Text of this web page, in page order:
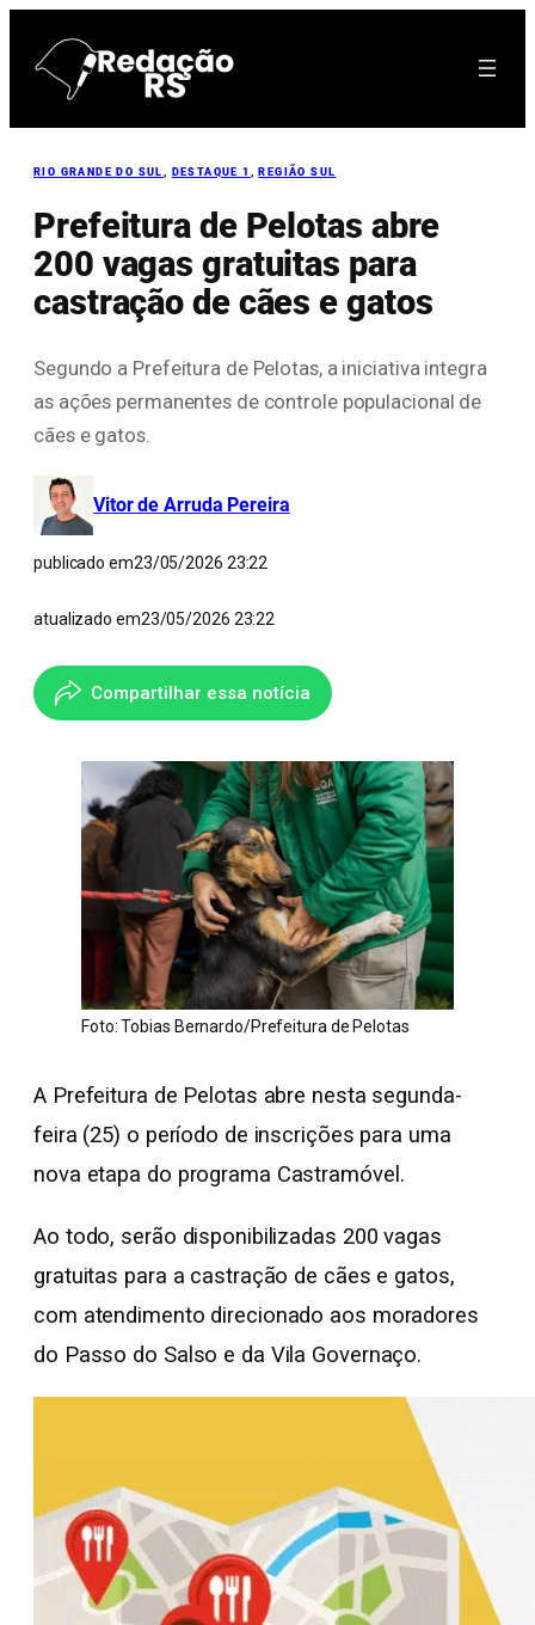
para
RIO GRANDE DO SUL , DESTAQUE 1 , REGIÃO SUL
Prefeitura de Pelotas abre
200 vagas gratuitas para
castração de cães e gatos
Segundo a Prefeitura de Pelotas, a iniciativa integra
as ações permanentes de controle populacional de
cães e gatos.
Vitor de Arruda Pereira
publicado em23/05/2026 23:22
atualizado em23/05/2026 23:22
Compartilhar essa notícia
Foto: Tobias Bernardo/Prefeitura de Pelotas
A Prefeitura de Pelotas abre nesta segunda-
feira (25) o período de inscrições para uma
nova etapa do programa Castramóvel.
Ao todo, serão disponibilizadas 200 vagas
gratuitas para a castração de cães e gatos,
com atendimento direcionado aos moradores
do Passo do Salso e da Vila Governaço.